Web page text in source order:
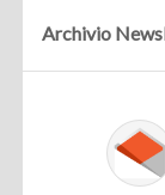
Archivio